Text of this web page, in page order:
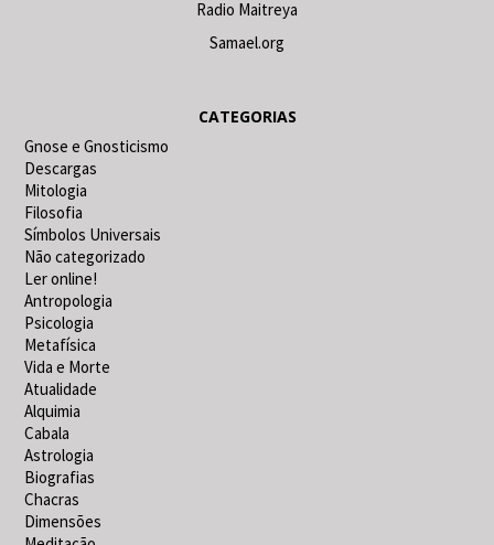
Radio Maitreya
Samael.org
CATEGORIAS
Gnose e Gnosticismo
Descargas
Mitologia
Filosofia
Símbolos Universais
Não categorizado
Ler online!
Antropologia
Psicologia
Metafísica
Vida e Morte
Atualidade
Alquimia
Cabala
Astrologia
Biografias
Chacras
Dimensões